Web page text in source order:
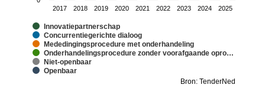
Innovatiepartnerschap
Concurrentiegerichte dialoog
Mededingingsprocedure met onderhandeling
Onderhandelingsprocedure zonder voorafgaande opro…
Niet-openbaar
Openbaar
2017 2018 2019 2020 2021 2022 2023 2024 2025
Bron: TenderNed